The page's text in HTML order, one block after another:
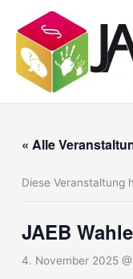
Inhalt
springen
« Alle
Diese Veranstaltung
JAEB
4. November 2025